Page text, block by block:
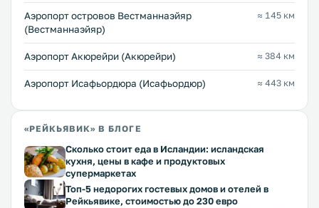
Аэропорт островов Вестманнаэйяр
(Вестманнаэйяр)
≈ 145 км
Аэропорт Акюрейри (Акюрейри) ≈ 384 км
Аэропорт Исафьордюра (Исафьордюр) ≈ 443 км
«РЕЙКЬЯВИК» В БЛОГЕ
Сколько стоит еда в Исландии: исландская
кухня, цены в кафе и продуктовых
супермаркетах
Топ-5 недорогих гостевых домов и отелей в
Рейкьявике, стоимостью до 230 евро